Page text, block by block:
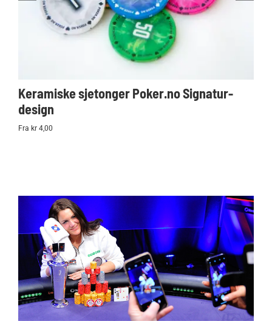
Keramiske sjetonger Poker.no Signatur-
design
Fra kr 4,00